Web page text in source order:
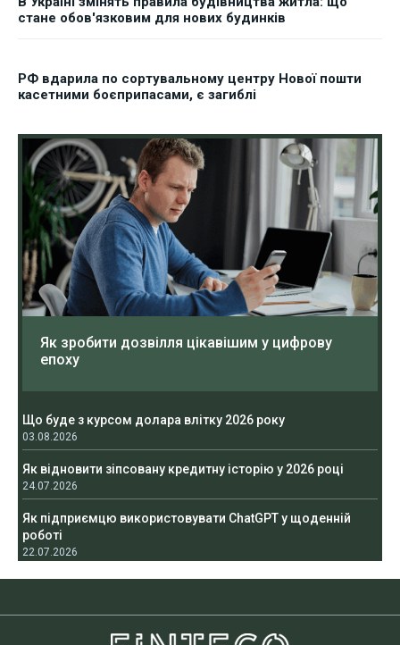
стане обов'язковим для нових будинків
РФ вдарила по сортувальному центру Нової пошти
касетними боєприпасами, є загиблі
Як зробити дозвілля цікавішим у цифрову
епоху
Що буде з курсом долара влітку 2026 року
03.08.2026
Як відновити зіпсовану кредитну історію у 2026 році
24.07.2026
Як підприємцю використовувати ChatGPT у щоденній
роботі
22.07.2026